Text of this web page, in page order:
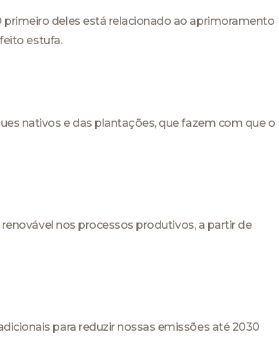
deles está relacionado ao aprimoramento
estufa.
nativos e das plantações, que fazem com que o
nos processos produtivos, a partir de
para reduzir nossas emissões até 2030